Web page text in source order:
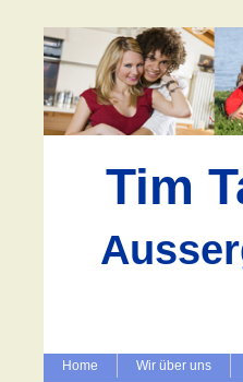
Tim
Home Wir über uns